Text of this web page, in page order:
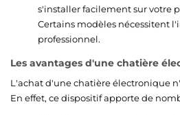
s'installer facilement sur votre
Certains modèles nécessitent
professionnel.
Les avantages d'une chatière
L'achat d'une chatière électronique
En effet, ce dispositif apporte de